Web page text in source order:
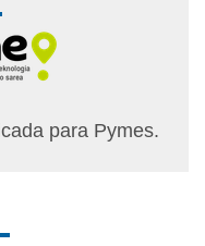
para Pymes.